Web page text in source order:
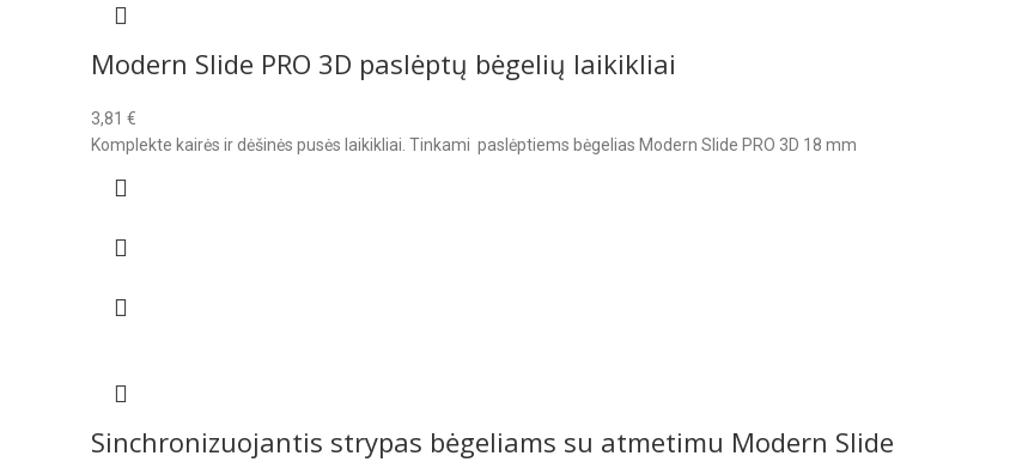
Modern Slide PRO 3D paslėptų bėgelių laikikliai
3,81 €
Komplekte kairės ir dėšinės pusės laikikliai. Tinkami paslėptiems bėgelias Modern Slide PRO 3D 18 mm
Sinchronizuojantis strypas bėgeliams su atmetimu Modern Slide